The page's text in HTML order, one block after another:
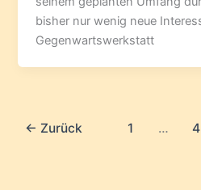
bisher nur wenig neue
Gegenwartswerkstatt
← Zurück 1 … 4